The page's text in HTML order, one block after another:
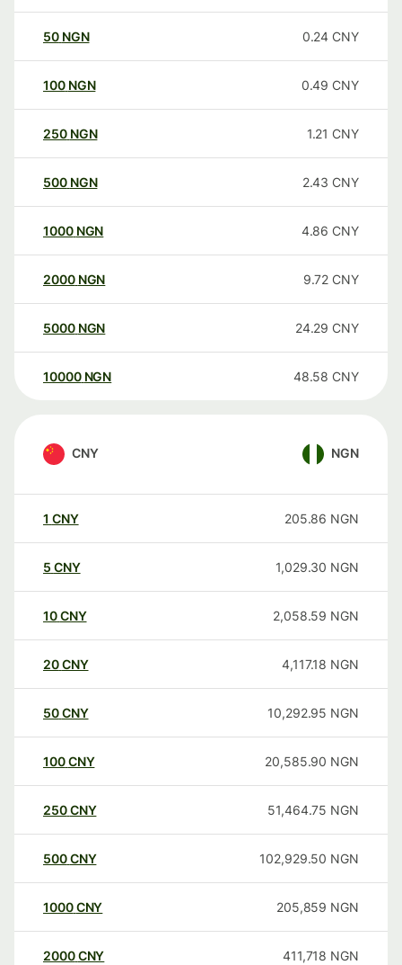
50 NGN 0.24 CNY
100 NGN 0.49 CNY
250 NGN 1.21 CNY
500 NGN 2.43 CNY
1000 NGN 4.86 CNY
2000 NGN 9.72 CNY
5000 NGN 24.29 CNY
10000 NGN 48.58 CNY
CNY NGN
1 CNY 205.86 NGN
5 CNY 1,029.30 NGN
10CNY 2,058.59 NGN
20CNY 4,117.18 NGN
50CNY 10,292.95 NGN
100CNY 20,585.90 NGN
250CNY 51,464.75 NGN
500CNY 102,929.50 NGN
1000CNY 205,859 NGN
2000CNY 411,718 NGN